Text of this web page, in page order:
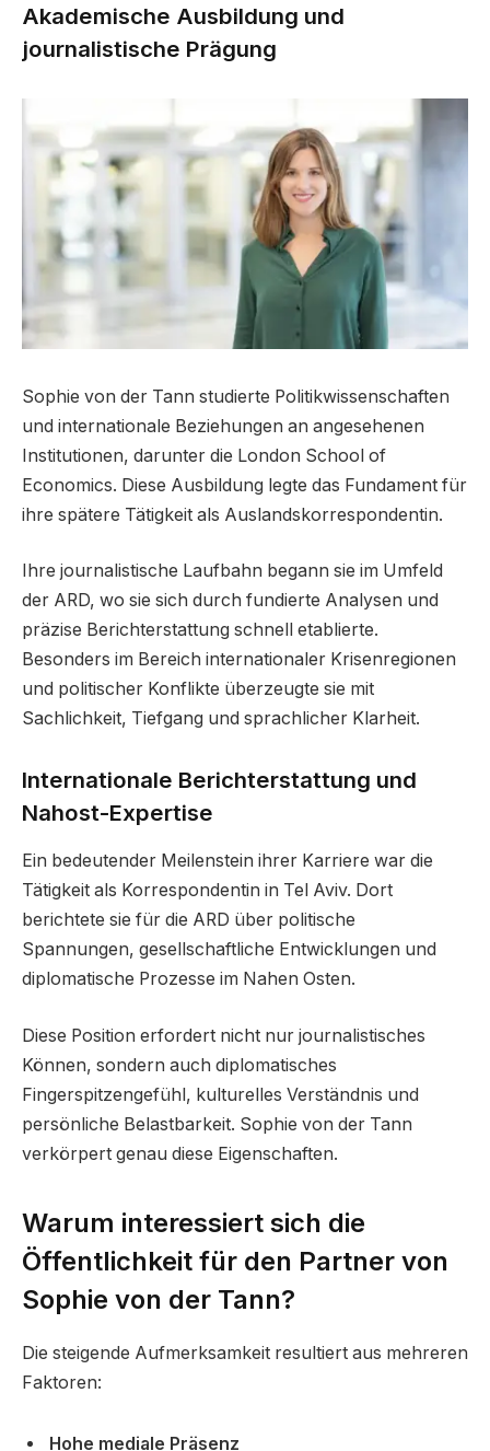
Akademische Ausbildung und
journalistische Prägung
Sophie von der Tann studierte Politikwissenschaften
und internationale Beziehungen an angesehenen
Institutionen, darunter die London School of
Economics. Diese Ausbildung legte das Fundament für
ihre spätere Tätigkeit als Auslandskorrespondentin.
Ihre journalistische Laufbahn begann sie im Umfeld
der ARD, wo sie sich durch fundierte Analysen und
präzise Berichterstattung schnell etablierte.
Besonders im Bereich internationaler Krisenregionen
und politischer Konflikte überzeugte sie mit
Sachlichkeit, Tiefgang und sprachlicher Klarheit.
Internationale Berichterstattung und
Nahost-Expertise
Ein bedeutender Meilenstein ihrer Karriere war die
Tätigkeit als Korrespondentin in Tel Aviv. Dort
berichtete sie für die ARD über politische
Spannungen, gesellschaftliche Entwicklungen und
diplomatische Prozesse im Nahen Osten.
Diese Position erfordert nicht nur journalistisches
Können, sondern auch diplomatisches
Fingerspitzengefühl, kulturelles Verständnis und
persönliche Belastbarkeit. Sophie von der Tann
verkörpert genau diese Eigenschaften.
Warum interessiert sich die
Öffentlichkeit für den Partner von
Sophie von der Tann?
Die steigende Aufmerksamkeit resultiert aus mehreren
Faktoren:
Hohe mediale Präsenz